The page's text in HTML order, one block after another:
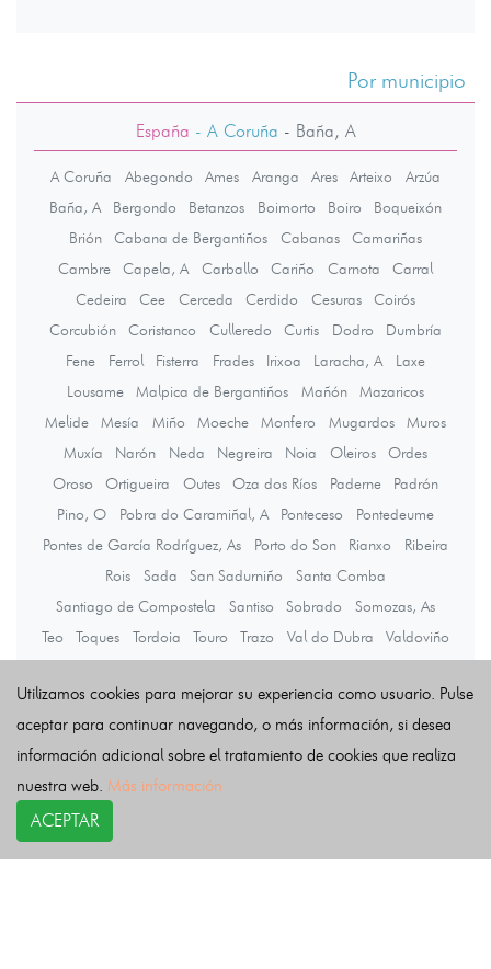
Por municipio
España - A Coruña - Baña, A
A Coruña Abegondo Ames Aranga Ares Arteixo
Arzúa
Baña, A
Bergondo Betanzos Boimorto Boiro
Boqueixón
Brión
Cabana de Bergantiños Cabanas
Camariñas
Cambre
Capela, A Carballo Cariño Carnota
Carral
Cedeira
Cee Cerceda Cerdido Cesuras
Coirós
Corcubión
Coristanco Culleredo Curtis Dodro
Dumbría
Fene
Ferrol Fisterra Frades Irixoa Laracha, A
Laxe
Lousame
Malpica de Bergantiños Mañón
Mazaricos
Melide
Mesía Miño Moeche Monfero Mugardos
Muros
Muxía
Narón Neda Negreira Noia Oleiros
Ordes
Oroso
Ortigueira Outes Oza dos Ríos Paderne
Padrón
Pino, O
Pobra do Caramiñal, A Ponteceso
Pontedeume
Pontes de García Rodríguez, As
Porto do Son Rianxo
Ribeira
Rois
Sada San Sadurniño
Santa Comba
Santiago de Compostela
Santiso Sobrado
Somozas, As
Teo
Toques Tordoia Touro Trazo Val do Dubra
Valdoviño
Últimas noticias
Utilizamos cookies para mejorar su experiencia como usuario. Pulse
aceptar para continuar navegando, o más información, si desea
información adicional sobre el tratamiento de cookies que realiza
nuestra web. Más información
ACEPTAR